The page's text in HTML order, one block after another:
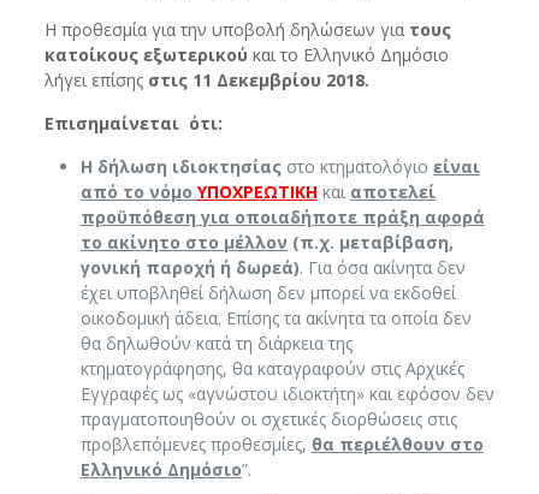
Η προθεσμία για την υποβολή δηλώσεων για τους
κατοίκους εξωτερικού και το Ελληνικό Δημόσιο
λήγει επίσης στις 11 Δεκεμβρίου 2018.
Επισημαίνεται ότι:
Η δήλωση ιδιοκτησίαςστο κτηματολόγιο είναι
από το νόμο ΥΠΟΧΡΕΩΤΙΚΗ και αποτελεί
προϋπόθεση για οποιαδήποτε πράξη αφορά
το ακίνητο στο μέλλον (π.χ. μεταβίβαση,
γονική παροχή ή δωρεά). Για όσα ακίνητα δεν
έχει υποβληθεί δήλωση δεν μπορεί να εκδοθεί
οικοδομική άδεια. Επίσης τα ακίνητα τα οποία δεν
θα δηλωθούν κατά τη διάρκεια της
κτηματογράφησης, θα καταγραφούν στις Αρχικές
Εγγραφές ως «αγνώστου ιδιοκτήτη» και εφόσον δεν
πραγματοποιηθούν οι σχετικές διορθώσεις στις
προβλεπόμενες προθεσμίες, θα περιέλθουν στο
Ελληνικό Δημόσιο”.